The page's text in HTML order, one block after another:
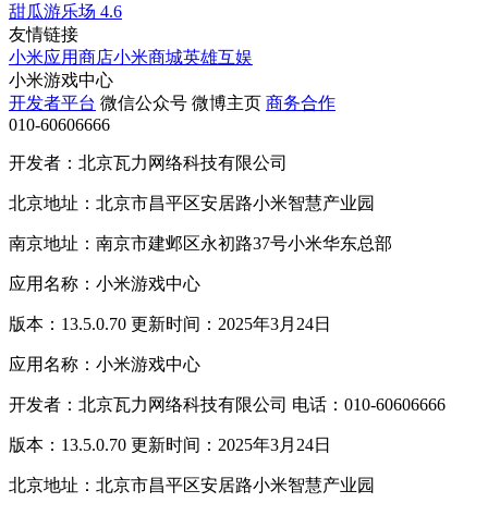
甜瓜游乐场 4.6
友情链接
小米应用商店小米商城英雄互娱
小米游戏中心
开发者平台 微信公众号 微博主页 商务合作
010-60606666
开发者：北京瓦力网络科技有限公司
北京地址：北京市昌平区安居路小米智慧产业园
南京地址：南京市建邺区永初路37号小米华东总部
应用名称：小米游戏中心
版本：13.5.0.70 更新时间：2025年3月24日
应用名称：小米游戏中心
开发者：北京瓦力网络科技有限公司 电话：010-60606666
版本：13.5.0.70 更新时间：2025年3月24日
北京地址：北京市昌平区安居路小米智慧产业园